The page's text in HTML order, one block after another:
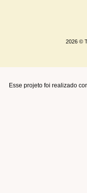
2026 ©
Esse projeto foi realizado